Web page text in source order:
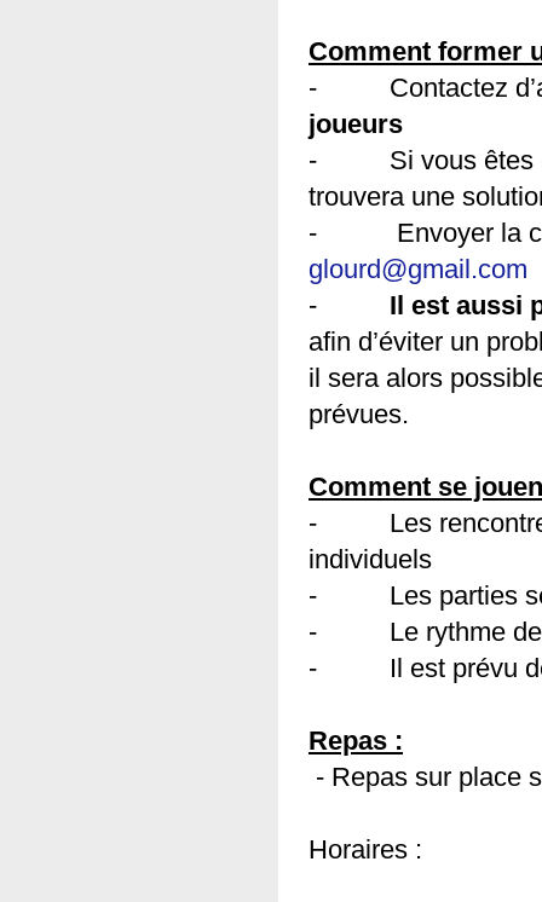
Comment former
- Contactez
joueurs
- Si vous êtes en
trouvera une
- Envoyer la
glourd@gmail.com
- Il est aussi
afin d’éviter un
il sera alors
prévues.
Comment se
- Les rencontres
individuels
- Les parties se
- Le rythme de
- Il est prévu de
Repas :
- Repas sur place
Horaires :